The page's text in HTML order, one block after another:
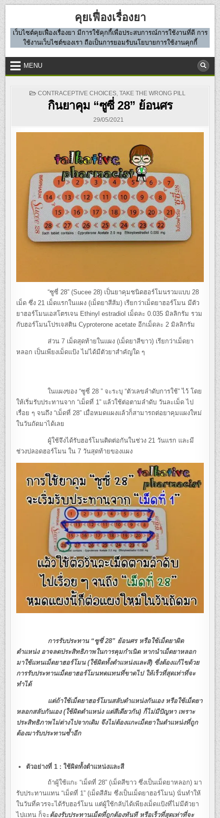
Skip
to
content
คุยเฟื่องเรื่องยา
เว็บไซต์คุยเฟื่องเรื่องยา มีการใช้คุกกี้เพื่อประสบการณ์การใช้งานที่ดี การ
ใช้งานเว็บไซต์ของเรา ถือเป็นการยอมรับนโยบายการใช้งานคุกกี้
MENU
POSTED
CONTRACEPTIVE CHOICES, TAKE THE WRONG PILL
กินยาคุม “ซูซี่ 28” ย้อนศร
29/05/2021
“ซูซี่ 28” (Sucee 28) เป็นยาคุมชนิดฮอร์โมนรวมแบบ 28
เม็ด ซึ่ง 21 เม็ดแรกในแผง (เม็ดยาสีส้ม) เรียกว่าเม็ดยาฮอร์โมน มีตัว
ยาฮอร์โมนเอสโตรเจน Ethinyl estradiol เม็ดละ 0.035 มิลลิกรัม รวม
กับฮอร์โมนโปรเจสติน Cyproterone acetate อีกเม็ดละ 2 มิลลิกรัม
ส่วน 7 เม็ดสุดท้ายในแผง (เม็ดยาสีขาว) เรียกว่าเม็ดยา
หลอก เป็นเพียงเม็ดแป้ง ไม่ได้มีตัวยาสำคัญใด ๆ
ในแผงของ “ซูซี่ 28 ” จะระบุ “ตัวเลขลำดับการใช้” ไว้ โดย
ให้เริ่มรับประทานจาก “เม็ดที่ 1” แล้วใช้ต่อตามลำดับ วันละเม็ด ไป
เรื่อย ๆ จนถึง “เม็ดที่ 28” เมื่อหมดแผงแล้วก็สามารถต่อยาคุมแผงใหม่
ในวันถัดมาได้เลย
ผู้ใช้จึงได้รับฮอร์โมนติดต่อกันในช่วง 21 วันแรก และมี
ช่วงปลอดฮอร์โมน ใน 7 วันสุดท้ายของแผง
การรับประทาน “ซูซี่ 28” ย้อนศร หรือใช้เม็ดยาผิด
ตำแหน่ง อาจลดประสิทธิภาพในการคุมกำเนิด หากนำเม็ดยาหลอก
มาใช้แทนเม็ดยาฮอร์โมน (ใช้ผิดทั้งตำแหน่งและสี) ซึ่งต้องแก้ไขด้วย
การรับประทานเม็ดยาฮอร์โมนทดแทนที่ขาดไป ให้เร็วที่สุดเท่าที่จะ
ทำได้
แต่ถ้าใช้เม็ดยาฮอร์โมนสลับตำแหน่งกันเอง หรือใช้เม็ดยา
หลอกสลับกันเอง (ใช้ผิดตำแหน่ง แต่สีเดียวกัน) ก็ไม่มีปัญหา เพราะ
ประสิทธิภาพไม่ต่างไปจากเดิม จึงไม่ต้องแกะเม็ดยาในตำแหน่งที่ถูก
ต้องมารับประทานซ้ำอีก
ตัวอย่างที่ 1 : ใช้ผิดทั้งตำแหน่งและสี
ถ้าผู้ใช้แกะ “เม็ดที่ 28” (เม็ดสีขาว ซึ่งเป็นเม็ดยาหลอก) มา
รับประทานแทน “เม็ดที่ 1” (เม็ดสีส้ม ซึ่งเป็นเม็ดยาฮอร์โมน) นั่นทำให้
ในวันที่ควรจะได้รับฮอร์โมน แต่ผู้ใช้กลับได้เพียงเม็ดแป้งที่ไม่มีตัวยา
ไปแทน ก็จะต้องรับประทานเม็ดที่ถูกต้องทันที หรือเร็วที่สุดเท่าที่จะ